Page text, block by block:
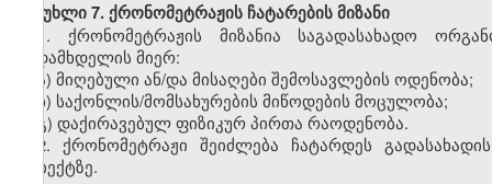
მუხლი 7. ქრონომეტრაჟის ჩატარების მიზანი
1. ქრონომეტრაჟის მიზანია საგადასახადო
გადამხდელის მიერ:
ა) მიღებული ან/და მისაღები შემოსავლების ოდენობა;
ბ) საქონლის/მომსახურების მიწოდების მოცულობა;
გ) დაქირავებულ ფიზიკურ პირთა რაოდენობა.
2. ქრონომეტრაჟი შეიძლება ჩატარდეს
ობიექტზე.